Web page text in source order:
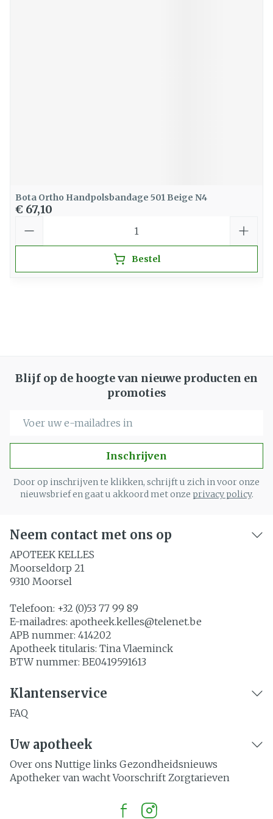
Bota Ortho Handpolsbandage 501 Beige N4
€ 67,10
Bestel
Blijf op de hoogte van nieuwe producten en
promoties
Inschrijven
Door op inschrijven te klikken, schrijft u zich in voor onze
nieuwsbrief en gaat u akkoord met onze privacy policy.
Neem contact met ons op
APOTEEK KELLES
Moorseldorp 21
9310 Moorsel
Telefoon: +32 (0)53 77 99 89
E-mailadres: apotheek.kelles@telenet.be
APB nummer: 414202
Apotheek titularis: Tina Vlaeminck
BTW nummer: BE0419591613
Klantenservice
FAQ
Uw apotheek
Over ons Nuttige links Gezondheidsnieuws
Apotheker van wacht Voorschrift Zorgtarieven